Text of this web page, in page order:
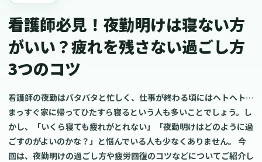
看護師必見！夜勤明けは寝ない方
がいい？疲れを残さない過ごし方
3つのコツ
看護師の夜勤はバタバタと忙しく、仕事が終わる頃にはヘトヘト…
まっすぐ家に帰ってひたすら寝るという人も多いことでしょう。し
かし、「いくら寝ても疲れがとれない」「夜勤明けはどのように過
ごすのがよいのかな？」と悩んでいる人も少なくありません。 今
回は、夜勤明けの過ごし方や疲労回復のコツなどについてご紹介し